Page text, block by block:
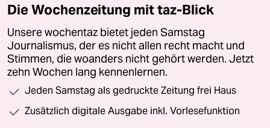
Die Wochenzeitung mit taz-Blick
Unsere wochentaz bietet jeden Samstag
Journalismus, der es nicht allen recht macht und
Stimmen, die woanders nicht gehört werden. Jetzt
zehn Wochen lang kennenlernen.
Jeden Samstag als gedruckte Zeitung frei Haus
Zusätzlich digitale Ausgabe inkl. Vorlesefunktion